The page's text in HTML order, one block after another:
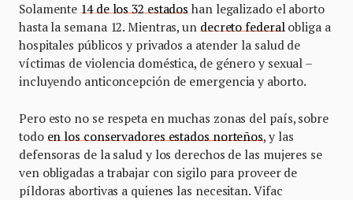
Solamente14 de los 32 estados han legalizado el aborto
hasta la semana 12. Mientras, un decreto federalobliga a
hospitales públicos y privados a atender la salud de
víctimas de violencia doméstica, de género y sexual –
incluyendo anticoncepción de emergencia y aborto.
Pero esto no se respeta en muchas zonas del país, sobre
todo en los conservadores estados norteños, y las
defensoras de la salud y los derechos de las mujeres se
ven obligadas a trabajar con sigilo para proveer de
píldoras abortivas a quienes las necesitan. Vifac